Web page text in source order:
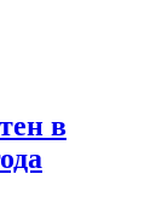
в